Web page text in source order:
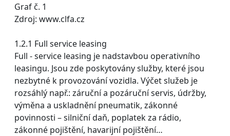
Graf č. 1
Zdroj: www.clfa.cz
1.2.1 Full service leasing
Full - service leasing je nadstavbou operativního
leasingu. Jsou zde poskytovány služby, které jsou
nezbytné k provozování vozidla. Výčet služeb je
rozsáhlý např.: záruční a pozáruční servis, údržby,
výměna a uskladnění pneumatik, zákonné
povinnosti – silniční daň, poplatek za rádio,
zákonné pojištění, havarijní pojištění…